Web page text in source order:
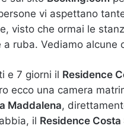
vi aspettano
visto che ormai le
ruba. Vediamo alcune
e 7 giorni il Residence
ecco una camera
Maddalena,
il Residence Costa